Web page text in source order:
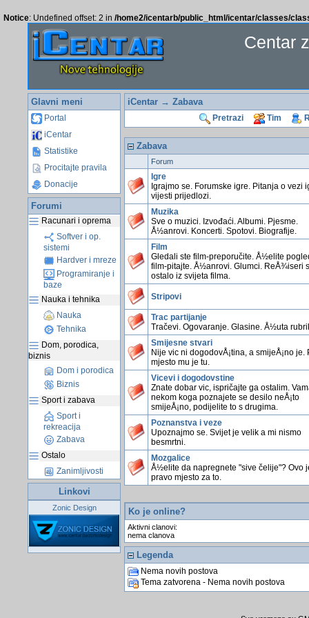
Notice: Undefined offset: 2 in /home2/icentarb/public_html/icentar/classes/
Centar
Glavni meni
Portal
iCentar
Statistike
Procitajte pravila
Donacije
Forumi
Racunari i oprema
Softver i op.
sistemi
Hardver i mreze
Programiranje i
baze
Nauka i tehnika
Nauka
Tehnika
Dom, porodica,
biznis
Dom i porodica
Biznis
Sport i zabava
Sport i
rekreacija
Zabava
Ostalo
Zanimljivosti
Linkovi
Zonic Design
iCentar→ Zabava
Pretrazi Tim
Zabava
Forum
Igre
Igrajmo se. Forumske igre. Pitanja o vezi
vijesti prijedlozi.
Muzika
Sve o muzici. Izvođaći. Albumi. Pjesme.
Å½anrovi. Koncerti. Spotovi. Biografije.
Film
Gledali ste film-preporučite. Å½elite
film-pitajte. Å½anrovi. Glumci. ReÅ¾iseri
ostalo iz svijeta filma.
Stripovi
Trac partijanje
Tračevi. Ogovaranje. Glasine. Å½uta
Smijesne stvari
Nije vic ni dogodovÅ¡tina, a smijeÅ¡no je.
mjesto mu je tu.
Vicevi i dogodovstine
Znate dobar vic, ispričajte ga ostalim.
nekom koga poznajete se desilo neÅ¡to
smijeÅ¡no, podijelite to s drugima.
Poznanstva i veze
Upoznajmo se. Svijet je velik a mi nismo
besmrtni.
Mozgalice
Å½elite da napregnete "sive čelije"? Ovo
pravo mjesto za to.
Ko je online?
Aktivni clanovi:
nema clanova
Legenda
Nema novih postova
Tema zatvorena - Nema novih postova